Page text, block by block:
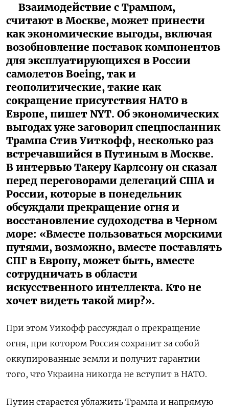
Взаимодействие с Трампом,
считают в Москве, может принести
как экономические выгоды, включая
возобновление поставок компонентов
для эксплуатирующихся в России
самолетов Boeing, так и
геополитические, такие как
сокращение присутствия НАТО в
Европе, пишет NYT. Об экономических
выгодах уже заговорил спецпосланник
Трампа Стив Уиткофф, несколько раз
встречавшийся в Путиным в Москве.
В интервью Такеру Карлсону он сказал
перед переговорами делегаций США и
России, которые в понедельник
обсуждали прекращение огня и
восстановление судоходства в Черном
море: «Вместе пользоваться морскими
путями, возможно, вместе поставлять
СПГ в Европу, может быть, вместе
сотрудничать в области
искусственного интеллекта. Кто не
хочет видеть такой мир?».
При этом Уикофф рассуждал о прекращение
огня, при котором Россия сохранит за собой
оккупированные земли и получит гарантии
того, что Украина никогда не вступит в НАТО.
Путин старается ублажить Трампа и напрямую